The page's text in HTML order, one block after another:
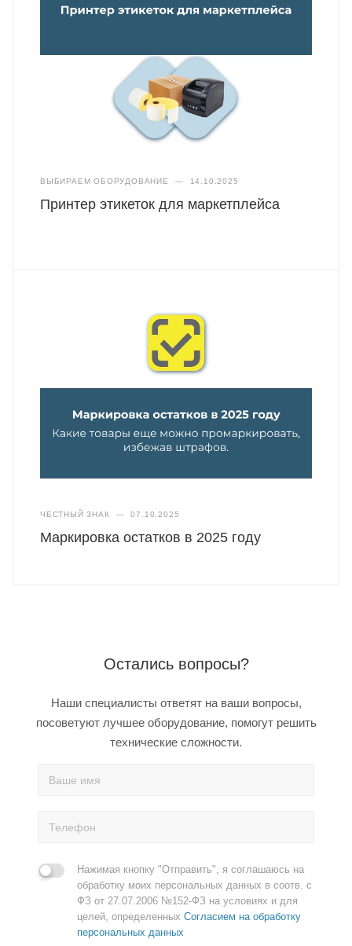
ВЫБИРАЕМ ОБОРУДОВАНИЕ — 14.10.2025
Принтер этикеток для маркетплейса
ЧЕСТНЫЙ ЗНАК — 07.10.2025
Маркировка остатков в 2025 году
Остались вопросы?
Наши специалисты ответят на ваши вопросы,
посоветуют лучшее оборудование, помогут решить
технические сложности.
Нажимая кнопку "Отправить", я соглашаюсь на
обработку моих персональных данных в соотв. с
ФЗ от 27.07.2006 №152-ФЗ на условиях и для
целей, определенных Согласием на обработку
персональных данных